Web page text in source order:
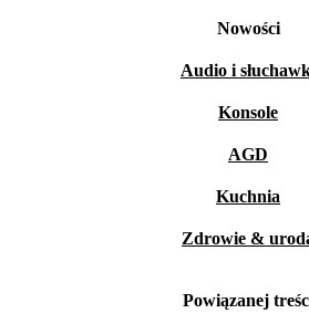
Nowości
Audio i
Konsole
AGD
Kuchnia
Zdrowie &
Powiązanej